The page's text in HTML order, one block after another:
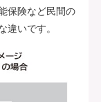
保険など民間の
違いです。